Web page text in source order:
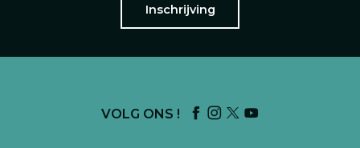
Inschrijving
VOLG ONS !